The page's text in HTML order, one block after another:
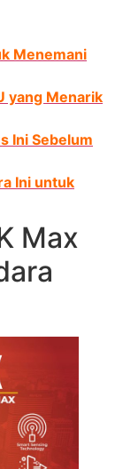
Menemani
yang Menarik
Ini Sebelum
Ini untuk
Max